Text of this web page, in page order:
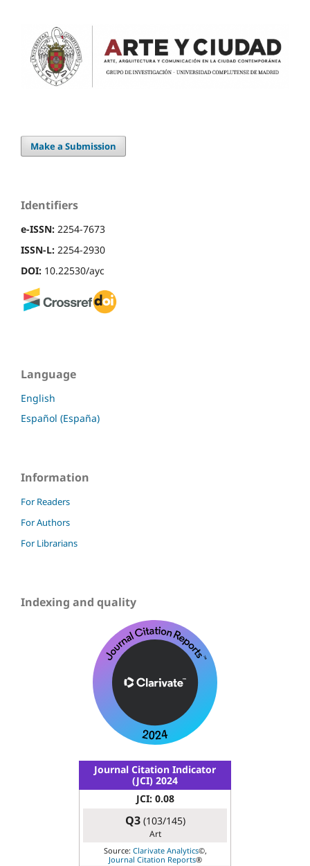
Make a Submission
Identifiers
e-ISSN: 2254-7673
ISSN-L: 2254-2930
DOI: 10.22530/ayc
Language
English
Español (España)
Information
For Readers
For Authors
For Librarians
Indexing and quality
Journal Citation Indicator
(JCI) 2024
JCI: 0.08
Q3(103/145)
Art
Source: Clarivate Analytics©,
Journal Citation Reports®